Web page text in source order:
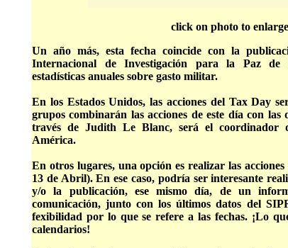
click on photo to enlarge
Un año más, esta fecha coincide con la
Internacional de Investigación para la Paz de
estadísticas anuales sobre gasto militar.
En los Estados Unidos, las acciones del Tax Day
grupos combinarán las acciones de este día con
través de Judith Le Blanc, será el coordinador
América.
En otros lugares, una opción es realizar las
13 de Abril). En ese caso, podría ser interesante
y/o la publicación, ese mismo día, de un
comunicación, junto con los últimos datos del
fexibilidad por lo que se refere a las fechas. ¡Lo
calendarios!